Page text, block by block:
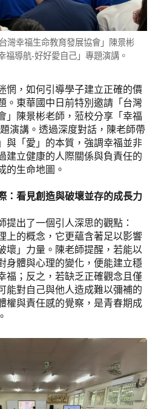
灣幸福生命教育發展協會」陳景彬
福導航-好好愛自己」專題演講。
惘，如何引導學子建立正確的價
。東華國中日前特別邀請「台灣
」陳景彬老師，蒞校分享「幸福
演講。透過深度對話，陳老師帶
與「愛」的本質，強調幸福並非
建立健康的人際關係與負責任的
的生命地圖。
：看見創造與破壞並存的成長力
提出了一個引人深思的觀點：
上的概念，它更蘊含著足以影響
壞」力量。陳老師提醒，若能以
身體與心理的變化，便能建立穩
福；反之，若缺乏正確觀念且僅
能對自己與他人造成難以彌補的
權與責任感的覺察，是青春期成